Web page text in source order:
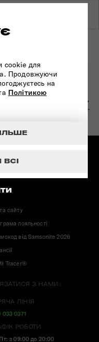
cookie для
Продовжуючи
на
Політикою
ВСІ
НОВИНИ:
сайту
лояльності
від Samsonite 2026
Tracer®
З НАМИ:
ЛІНІЯ
033 0371
РОБОТИ
з 09:00 до 20:00